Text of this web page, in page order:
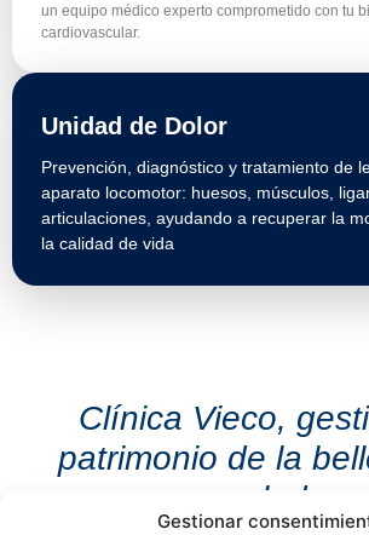
Gestionar
un equipo médico experto comprometido con tu
cardiovascular.
Unidad de Dolor
Prevención, diagnóstico y tratamiento de
aparato locomotor: huesos, músculos,
articulaciones, ayudando a recuperar la
la calidad de vida
Clínica Vieco,
patrimonio de la
salud.